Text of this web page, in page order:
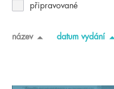
připravované
název datum vydání